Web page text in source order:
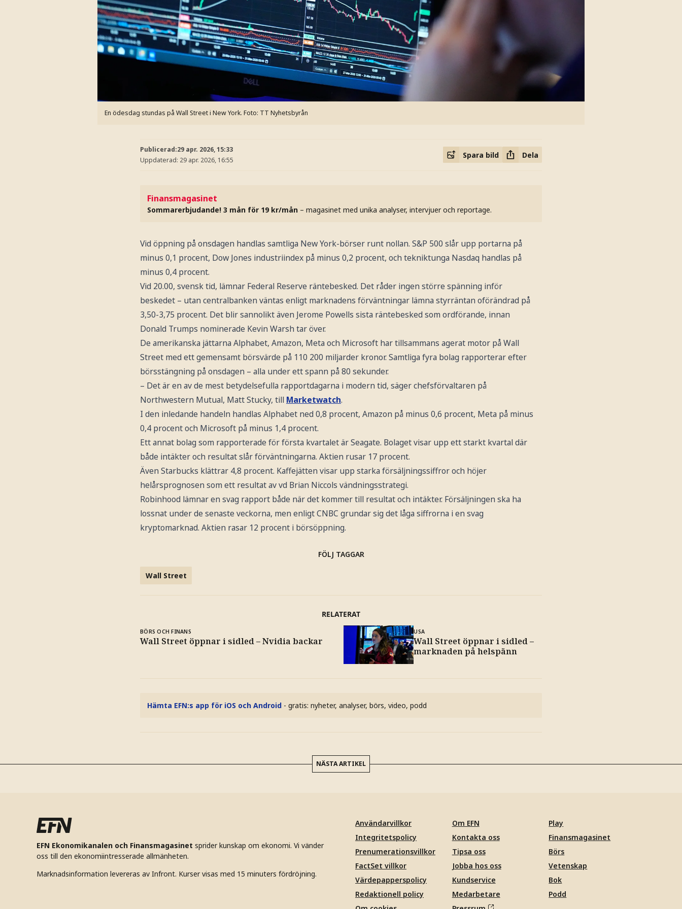
En ödesdag stundas på Wall Street i New York. Foto: TT Nyhetsbyrån
Publicerad:29 apr. 2026, 15:33
Uppdaterad: 29 apr. 2026, 16:55
Spara bild Dela
Finansmagasinet
Sommarerbjudande! 3 mån för 19 kr/mån – magasinet med unika analyser, intervjuer och reportage.
Vid öppning på onsdagen handlas samtliga New York-börser runt nollan. S&P 500 slår upp portarna på
minus 0,1 procent, Dow Jones industriindex på minus 0,2 procent, och tekniktunga Nasdaq handlas på
minus 0,4 procent.
Vid 20.00, svensk tid, lämnar Federal Reserve räntebesked. Det råder ingen större spänning inför
beskedet – utan centralbanken väntas enligt marknadens förväntningar lämna styrräntan oförändrad på
3,50-3,75 procent. Det blir sannolikt även Jerome Powells sista räntebesked som ordförande, innan
Donald Trumps nominerade Kevin Warsh tar över.
De amerikanska jättarna Alphabet, Amazon, Meta och Microsoft har tillsammans agerat motor på Wall
Street med ett gemensamt börsvärde på 110 200 miljarder kronor. Samtliga fyra bolag rapporterar efter
börsstängning på onsdagen – alla under ett spann på 80 sekunder.
– Det är en av de mest betydelsefulla rapportdagarna i modern tid, säger chefsförvaltaren på
Northwestern Mutual, Matt Stucky, till Marketwatch.
I den inledande handeln handlas Alphabet ned 0,8 procent, Amazon på minus 0,6 procent, Meta på minus
0,4 procent och Microsoft på minus 1,4 procent.
Ett annat bolag som rapporterade för första kvartalet är Seagate. Bolaget visar upp ett starkt kvartal där
både intäkter och resultat slår förväntningarna. Aktien rusar 17 procent.
Även Starbucks klättrar 4,8 procent. Kaffejätten visar upp starka försäljningssiffror och höjer
helårsprognosen som ett resultat av vd Brian Niccols vändningsstrategi.
Robinhood lämnar en svag rapport både när det kommer till resultat och intäkter. Försäljningen ska ha
lossnat under de senaste veckorna, men enligt CNBC grundar sig det låga siffrorna i en svag
kryptomarknad. Aktien rasar 12 procent i börsöppning.
FÖLJ TAGGAR
Wall Street
RELATERAT
BÖRS OCH FINANS
Wall Street öppnar i sidled – Nvidia backar
USA
Wall Street öppnar i sidled –
marknaden på helspänn
Hämta EFN:s app för iOS och Android - gratis: nyheter, analyser, börs, video, podd
NÄSTA ARTIKEL
EFN Ekonomikanalen och Finansmagasinet sprider kunskap om ekonomi. Vi vänder
oss till den ekonomiintresserade allmänheten.
Marknadsinformation levereras av Infront. Kurser visas med 15 minuters fördröjning.
Användarvillkor
Integritetspolicy
Prenumerationsvillkor
FactSet villkor
Värdepapperspolicy
Redaktionell policy
Om EFN
Kontakta oss
Tipsa oss
Jobba hos oss
Kundservice
Medarbetare
Play
Finansmagasinet
Börs
Vetenskap
Bok
Podd